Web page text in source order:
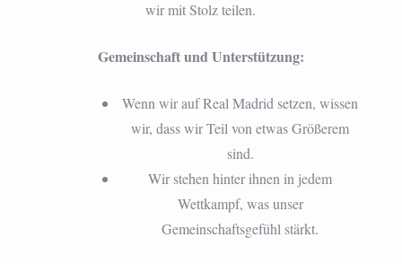
wir mit Stolz teilen.
Gemeinschaft und Unterstützung:
Wenn wir auf Real Madrid setzen, wissen
wir, dass wir Teil von etwas Größerem
sind.
Wir stehen hinter ihnen in jedem
Wettkampf, was unser
Gemeinschaftsgefühl stärkt.